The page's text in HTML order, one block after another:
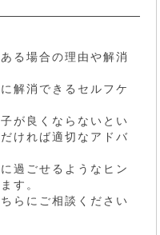
る場合の理由や解消
解消できるセルフケ
が良くならないとい
ければ適切なアドバ
過ごせるようなヒン
す。
らにご相談ください